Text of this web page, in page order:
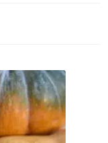
offenen Feuer des